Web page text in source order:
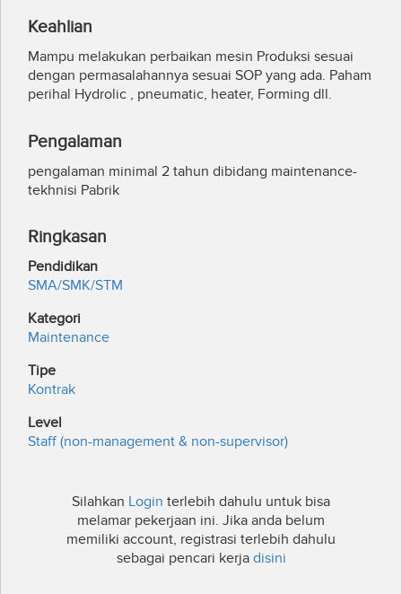
Keahlian
Mampu melakukan perbaikan mesin Produksi sesuai
dengan permasalahannya sesuai SOP yang ada. Paham
perihal Hydrolic , pneumatic, heater, Forming dll.
Pengalaman
pengalaman minimal 2 tahun dibidang maintenance-
tekhnisi Pabrik
Ringkasan
Pendidikan
SMA/SMK/STM
Kategori
Maintenance
Tipe
Kontrak
Level
Staff (non-management & non-supervisor)
Silahkan Login terlebih dahulu untuk bisa
melamar pekerjaan ini. Jika anda belum
memiliki account, registrasi terlebih dahulu
sebagai pencari kerja disini